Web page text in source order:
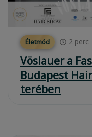
Életmód 2 perc
Vöslauer a
Budapest
terében